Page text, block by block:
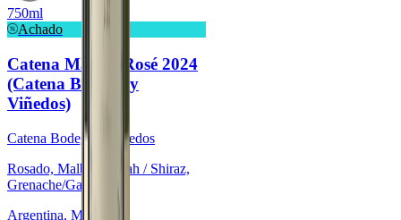
750ml
Achado
Catena Malbec Rosé 2024
(Catena Bodega y
Viñedos)
Catena Bodega y Viñedos
Rosado, Malbec, Syrah / Shiraz,
Grenache/Garnacha
Argentina, Mendoza